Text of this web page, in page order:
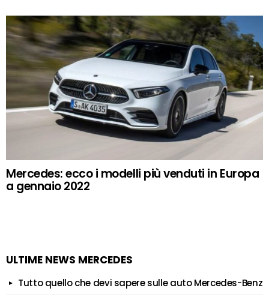
Mercedes: ecco i modelli più venduti in Europa
a gennaio 2022
ULTIME NEWS MERCEDES
Tutto quello che devi sapere sulle auto Mercedes-Benz